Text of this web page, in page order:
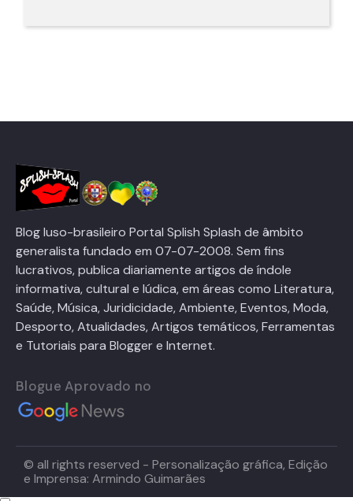
Blog luso-brasileiro Portal Splish Splash de âmbito
generalista fundado em 07-07-2008. Sem fins
lucrativos, publica diariamente artigos de índole
informativa, cultural e lúdica, em áreas como Literatura,
Saúde, Música, Juridicidade, Ambiente, Eventos, Moda,
Desporto, Atualidades, Artigos temáticos, Ferramentas
e Tutoriais para Blogger e Internet.
Blogue Aprovado no
© all rights reserved - Personalização gráfica, Edição
e Imprensa: Armindo Guimarães